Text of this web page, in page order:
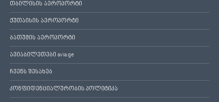
თბილისის აეროპორტი
ქუთაისის აეროპორტი
ბათუმის აეროპორტი
ავიაბილეთები avia.ge
ჩვენს შესახებ
კონფიდენციალურობის პოლიტიკა